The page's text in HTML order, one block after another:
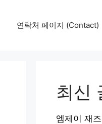
연락처 페이지 (Contact)
최신
엠제이 재